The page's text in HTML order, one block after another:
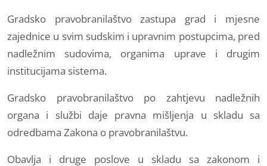
Gradsko pravobranilaštvo zastupa grad i mjesne
zajednice u svim sudskim i upravnim postupcima, pred
nadležnim sudovima, organima uprave i drugim
institucijama sistema.
Gradsko pravobranilaštvo po zahtjevu nadležnih
organa i službi daje pravna mišljenja u skladu sa
odredbama Zakona o pravobranilaštvu.
Obavlja i druge poslove u skladu sa zakonom i